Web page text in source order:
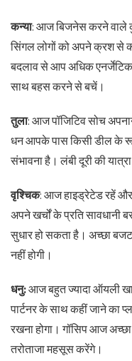
कन्या: आज बिजनेस करने वाले
सिंगल लोगों को अपने क्रश से
बदलाव से आप अधिक
साथ बहस करने से बचें।
तुला: आज पॉजिटिव सोच
धन आपके पास किसी डील के
संभावना है। लंबी दूरी की
वृश्चिक: आज हाइड्रेटेड रहें
अपने खर्चों के प्रति सावधानी
सुधार हो सकता है। अच्छा
नहीं होगी।
धनु:आज बहुत ज्यादा ऑयली
पार्टनर के साथ कहीं जाने का
रखना होगा। गॉसिप आज
तरोताजा महसूस करेंगे।